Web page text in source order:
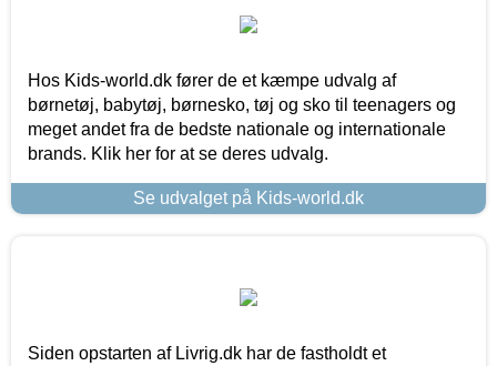
Hos Kids-world.dk fører de et kæmpe udvalg af
børnetøj, babytøj, børnesko, tøj og sko til teenagers og
meget andet fra de bedste nationale og internationale
brands. Klik her for at se deres udvalg.
Se udvalget på Kids-world.dk
Siden opstarten af Livrig.dk har de fastholdt et